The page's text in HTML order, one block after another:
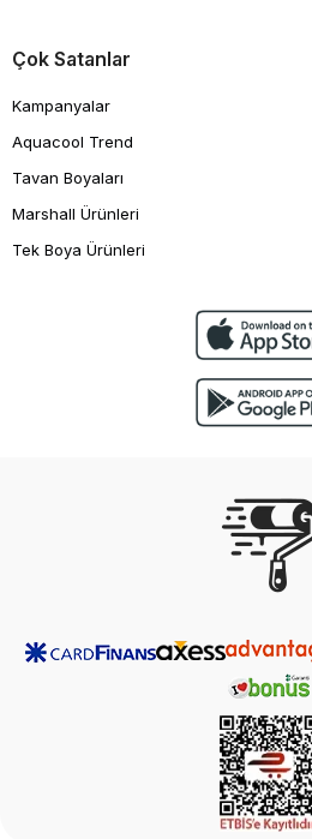
Çok Satanlar
Kampanyalar
Aquacool Trend
Tavan Boyaları
Marshall Ürünleri
Tek Boya Ürünleri